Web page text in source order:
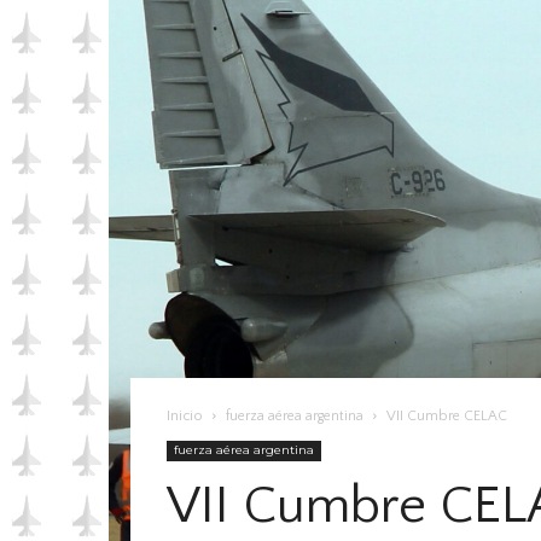
Inicio fuerza aérea argentina VII Cumbre CELAC
fuerza aérea argentina
VII Cumbre